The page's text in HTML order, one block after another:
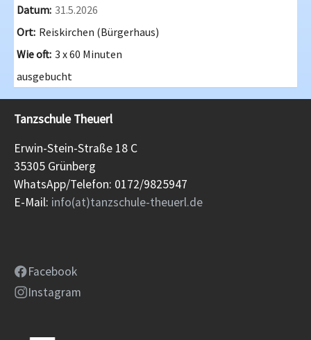
31.5.2026
Reiskirchen (Bürgerhaus)
3 x 60 Minuten
ausgebucht
Tanzschule Theuerl
Erwin-Stein-Straße 18 C
35305 Grünberg
WhatsApp/Telefon: 0172/9825947
E-Mail: info(at)tanzschule-theuerl.de
Facebook
Instagram